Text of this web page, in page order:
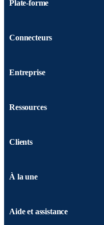
Plate-forme
Connecteurs
Entreprise
Ressources
Clients
À la une
Aide et assistance